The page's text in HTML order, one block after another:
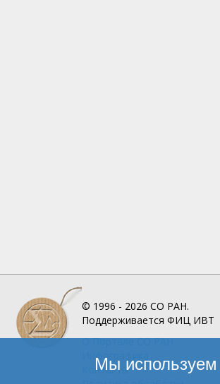
© 1996 - 2026 СО РАН.
Поддерживается ФИЦ ИВТ
О ПорталеСО РАН
Инфографика
Контакты
Мы